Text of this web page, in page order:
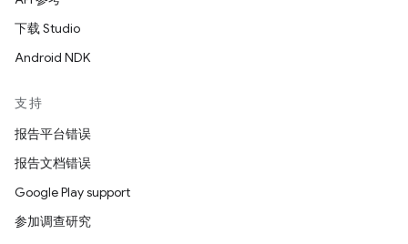
下载 Studio
Android NDK
支持
报告平台错误
报告文档错误
Google Play support
参加调查研究